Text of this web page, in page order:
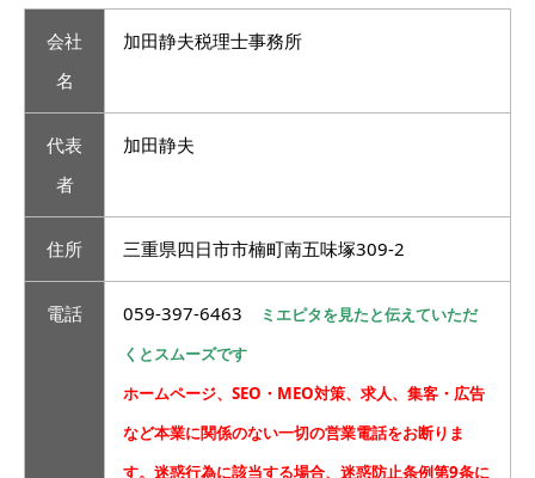
会社
名
加田静夫税理士事務所
代表
者
加田静夫
住所 三重県四日市市楠町南五味塚309-2
電話 059-397-6463
ミエピタを見たと伝えていただ
くとスムーズです
ホームページ、SEO・MEO対策、求人、集客・広告
など本業に関係のない一切の営業電話をお断りま
す。迷惑行為に該当する場合、迷惑防止条例第9条に